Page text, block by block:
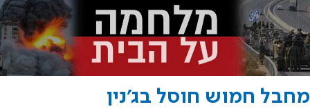
מחבל חמוש חוסל בג'נין